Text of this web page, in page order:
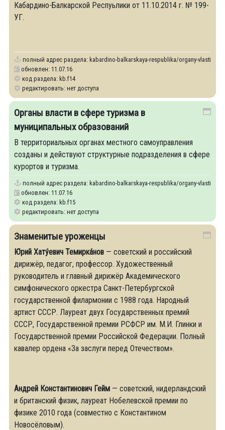
Кабардино-Балкарской Респуьлики от 11.10.2014 г. № 199-
УГ.
полный адрес раздела: kabardino-balkarskaya-respublika/organy-vlasti-v-
обновлен: 11.07.16
код раздела: kb.f14
редактировать: нет доступа
Органы власти в сфере туризма в
муниципальных образований
В территориальных органах местного самоуправления
созданы и действуют структурные подразделения в сфере
курортов и туризма.
полный адрес раздела: kabardino-balkarskaya-respublika/organy-vlasti-v-
обновлен: 11.07.16
код раздела: kb.f15
редактировать: нет доступа
Знаменитые уроженцы
Ю́рий Хату́евич Темирка́нов — советский и российский
дирижёр, педагог, профессор. Художественный
руководитель и главный дирижёр Академического
симфонического оркестра Санкт-Петербургской
государственной филармонии с 1988 года. Народный
артист СССР. Лауреат двух Государственных премий
СССР, Государственной премии РСФСР им. М.И. Глинки и
Государственной премии Российской Федерации. Полный
кавалер ордена «За заслуги перед Отечеством».
Андрей Константинович Гейм — советский, нидерландский
и британский физик, лауреат Нобелевской премии по
физике 2010 года (совместно с Константином
Новосёловым).